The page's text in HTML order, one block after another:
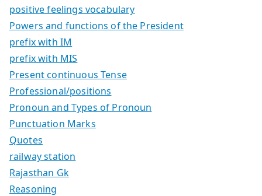
positive feelings vocabulary
Powers and functions of the President
prefix with IM
prefix with MIS
Present continuous Tense
Professional/positions
Pronoun and Types of Pronoun
Punctuation Marks
Quotes
railway station
Rajasthan Gk
Reasoning